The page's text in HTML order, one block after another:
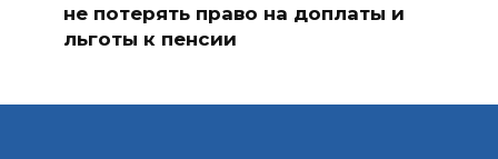
не потерять право на доплаты и
льготы к пенсии